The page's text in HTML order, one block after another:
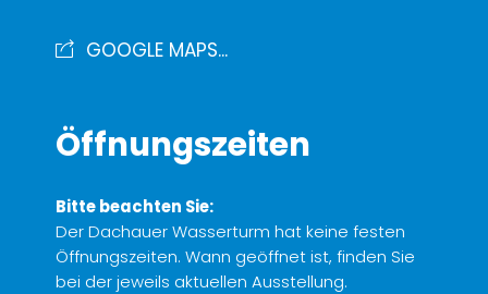
GOOGLE MAPS...
Öffnungszeiten
Bitte beachten Sie:
Der Dachauer Wasserturm hat keine festen
Öffnungszeiten. Wann geöffnet ist, finden Sie
bei der jeweils aktuellen Ausstellung.